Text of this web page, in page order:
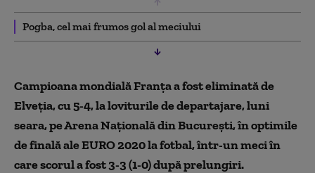
Pogba, cel mai frumos gol al meciului
Campioana mondială Franţa a fost eliminată de
Elveţia, cu 5-4, la loviturile de departajare, luni
seara, pe Arena Naţională din Bucureşti, în optimile
de finală ale EURO 2020 la fotbal, într-un meci în
care scorul a fost 3-3 (1-0) după prelungiri.